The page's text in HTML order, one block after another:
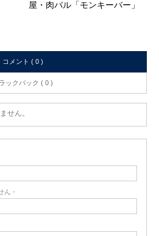
屋・肉バル「モンキーバー」
コメント ( 0 )
ラックバック ( 0 )
せん。
ん -